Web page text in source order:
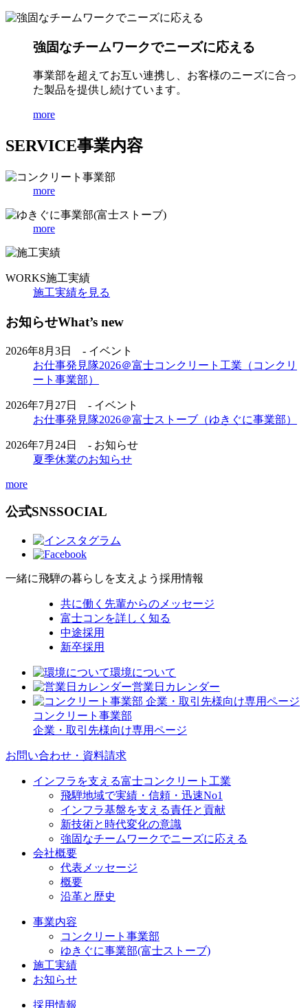
強固なチームワークでニーズに応える
事業部を超えてお互い連携し、お客様のニーズに合っ
た製品を提供し続けています。
more
SERVICE事業内容
more
more
WORKS施工実績
施工実績を見る
お知らせWhat’s new
2026年8月3日 - イベント
お仕事発見隊2026＠富士コンクリート工業（コンクリ
ート事業部）
2026年7月27日 - イベント
お仕事発見隊2026＠富士ストーブ（ゆきぐに事業部）
2026年7月24日 - お知らせ
夏季休業のお知らせ
more
公式SNSSOCIAL
一緒に飛騨の暮らしを支えよう 採用情報
共に働く先輩からのメッセージ
富士コンを詳しく知る
中途採用
新卒採用
環境について
営業日カレンダー
コンクリート事業部
企業・取引先様向け専用ページ
お問い合わせ・資料請求
インフラを支える富士コンクリート工業
飛騨地域で実績・信頼・迅速No1
インフラ基盤を支える責任と貢献
新技術と時代変化の意識
強固なチームワークでニーズに応える
会社概要
代表メッセージ
概要
沿革と歴史
事業内容
コンクリート事業部
ゆきぐに事業部(富士ストーブ)
施工実績
お知らせ
採用情報